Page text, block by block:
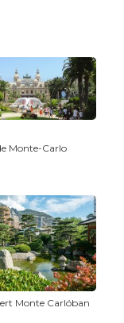
Monte-Carlo
Monte Carlóban